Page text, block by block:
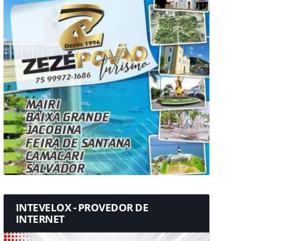
INTEVELOX - PROVEDOR DE
INTERNET